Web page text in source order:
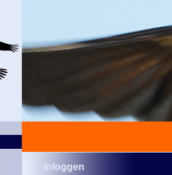
Inloggen